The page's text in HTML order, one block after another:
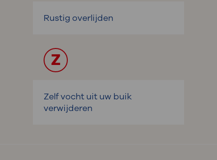
Rustig overlijden
Z
Zelf vocht uit uw buik
verwijderen